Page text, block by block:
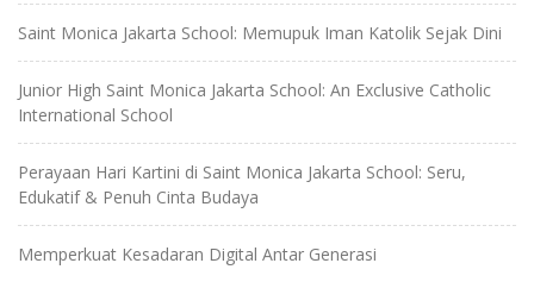
Saint Monica Jakarta School: Memupuk Iman Katolik Sejak Dini
Junior High Saint Monica Jakarta School: An Exclusive Catholic
International School
Perayaan Hari Kartini di Saint Monica Jakarta School: Seru,
Edukatif & Penuh Cinta Budaya
Memperkuat Kesadaran Digital Antar Generasi